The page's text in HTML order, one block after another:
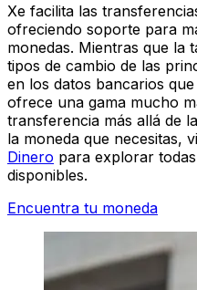
Xe facilita las
ofreciendo soporte para
monedas. Mientras que la
tipos de cambio de las
en los datos bancarios
ofrece una gama mucho
transferencia más allá de
la moneda que necesitas,
Dinero para explorar
disponibles.
Encuentra tu moneda